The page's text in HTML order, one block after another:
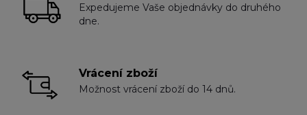
Expedujeme Vaše objednávky do druhého
dne.
Vrácení zboží
Možnost vrácení zboží do 14 dnů.